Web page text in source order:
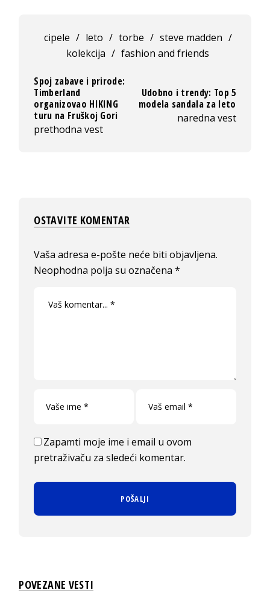
cipele / leto / torbe / steve madden /
kolekcija / fashion and friends
Spoj zabave i prirode:
Timberland
organizovao HIKING
turu na Fruškoj Gori
prethodna vest
Udobno i trendy: Top 5
modela sandala za leto
naredna vest
OSTAVITE KOMENTAR
Vaša adresa e-pošte neće biti objavljena.
Neophodna polja su označena*
Zapamti moje ime i email u ovom
pretraživaču za sledeći komentar.
POVEZANE VESTI